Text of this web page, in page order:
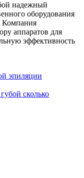
надежный
оборудования
Компания
аппаратов для
эффективность
эпиляции
сколько